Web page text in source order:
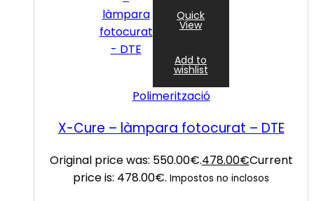
Quick
View
Add to
wishlist
Polimerització
X-Cure – làmpara fotocurat – DTE
Original price was: 550.00€.478.00€Current
price is: 478.00€. Impostos no inclosos